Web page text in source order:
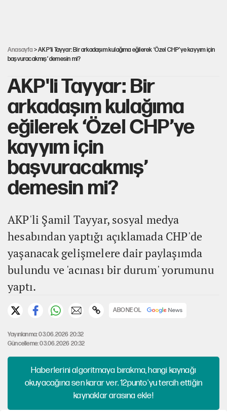
Anasayfa > AKP'li Tayyar: Bir arkadaşım kulağıma eğilerek ‘Özel CHP’ye kayyım için
başvuracakmış’ demesin mi?
AKP'li Tayyar: Bir
arkadaşım kulağıma
eğilerek ‘Özel CHP’ye
kayyım için
başvuracakmış’
demesin mi?
AKP'li Şamil Tayyar, sosyal medya
hesabından yaptığı açıklamada CHP'de
yaşanacak gelişmelere dair paylaşımda
bulundu ve 'acınası bir durum' yorumunu
yaptı.
ABONE OL
Yayınlanma: 03.06.2026 20:32
Güncelleme: 03.06.2026 20:32
Haberlerini algoritmaya bırakma, hangi kaynağı
okuyacağına sen karar ver. 12punto'yu tercih ettiğin
kaynaklar arasına ekle!